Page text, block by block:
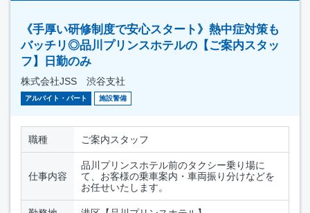
《手厚い研修制度で安心スタート》熱中症対策も
バッチリ◎品川プリンスホテルの【ご案内スタッ
フ】日勤のみ
株式会社JSS 渋谷支社
アルバイト・パート 施設警備
職種 ご案内スタッフ
仕事内容
品川プリンスホテル前のタクシー乗り場に
て、お客様の乗車案内・車両振り分けなどを
お任せいたします。